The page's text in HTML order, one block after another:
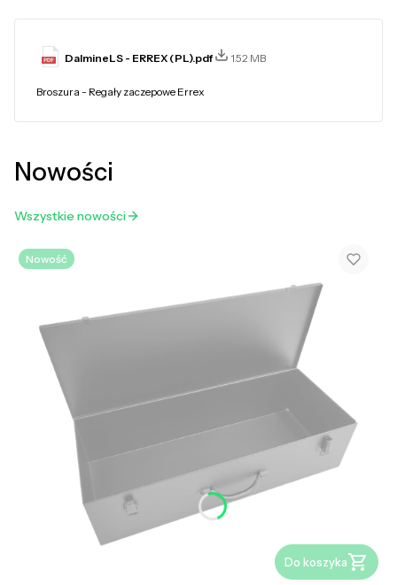
DalmineLS - ERREX (PL).pdf 1.52 MB
Broszura - Regały zaczepowe Errex
Nowości
Wszystkie nowości
Nowość
Do koszyka